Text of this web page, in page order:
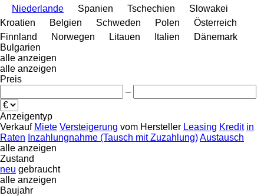
Niederlande
Spanien Tschechien
Slowakei
Kroatien
Belgien Schweden Polen
Österreich
Finnland
Norwegen Litauen Italien
Dänemark
Bulgarien
alle anzeigen
alle anzeigen
Preis
–
Anzeigentyp
Verkauf Miete Versteigerung vom Hersteller Leasing Kredit in
Raten Inzahlungnahme (Tausch mit Zuzahlung)Austausch
alle anzeigen
Zustand
neu gebraucht
alle anzeigen
Baujahr